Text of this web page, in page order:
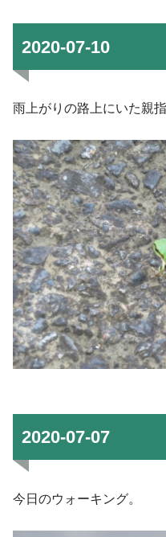
2020-07-10
雨上がりの路上にいた親
2020-07-07
今日のウォーキング。